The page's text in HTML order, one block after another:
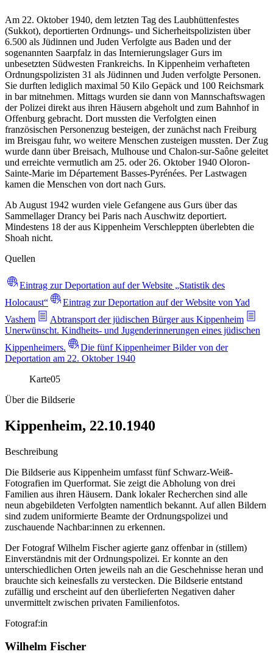
Am 22. Oktober 1940, dem letzten Tag des Laubhüttenfestes
(Sukkot), deportierten Ordnungs- und Sicherheitspolizisten über
6.500 als Jüdinnen und Juden Verfolgte aus Baden und der
sogenannten Saarpfalz in das Internierungslager Gurs im
unbesetzten Südwesten Frankreichs. In Kippenheim verhafteten
Ordnungspolizisten 31 als Jüdinnen und Juden verfolgte Personen.
Sie durften lediglich maximal 50 Kilo Gepäck und 100 Reichsmark
in bar mitnehmen. Mittags wurden sie dann von Mannschaftswagen
der Polizei direkt aus ihren Häusern abgeholt und zum Bahnhof in
Offenburg gebracht. Dort mussten die Verfolgten einen
französischen Personenzug besteigen, der zunächst nach Freiburg
im Breisgau fuhr, wo weitere Menschen zusteigen mussten. Der Zug
wurde dann über Breisach, Mulhouse und Chalon-sur-Saône geleitet
und erreichte vermutlich am 25. oder 26. Oktober 1940 Oloron-
Sainte-Marie im Département Basses-Pyrénées. Per Lastwagen
kamen die Menschen von dort nach Gurs.
Ab August 1942 wurden viele Gefangene aus Gurs über das
Sammellager Drancy bei Paris nach Auschwitz deportiert.
Mindestens 18 der aus Kippenheim Verschleppten überlebten die
Shoah nicht.
Quellen
Eintrag zur Deportation auf der Website „Statistik des
Holocaust“
Eintrag zur Deportation auf der Website von Yad
Vashem
Abtransport der jüdischen Bürger aus Kippenheim
Unerwünscht. Kindheits- und Jugenderinnerungen eines jüdischen
Kippenheimers.
Die fünf Kippenheimer Bilder von der
Deportation am 22. Oktober 1940
Karte05
Über die Bildserie
Kippenheim, 22.10.1940
Beschreibung
Die Bildserie aus Kippenheim umfasst fünf Schwarz-Weiß-
Fotografien im Querformat. Sie zeigt die Abholung von drei
Familien aus ihren Häusern. Dank lokaler Recherchen sind alle
neun abgebildeten Verfolgten namentlich bekannt. Auf allen Bildern
sind zudem uniformierte Beamte der Ordnungspolizei und
zuschauende Nachbar:innen zu erkennen.
Der Fotograf Wilhelm Fischer agierte ganz offenbar in (stillem)
Einverständnis mit der Ordnungspolizei. Er konnte an den
unterschiedlichen Orten jeweils nah an die Geschehnisse heran und
brauchte sich keinesfalls zu verstecken. Die Bildserie entstand
zufällig und erscheint auf den überlieferten Negativen daher
unvermittelt zwischen privaten Familienfotos.
Fotograf:in
Wilhelm Fischer